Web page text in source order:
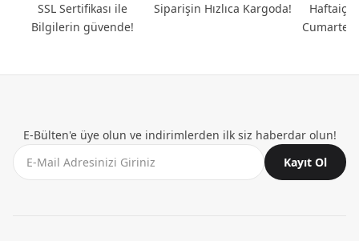
SSL Sertifikası ile
Bilgilerin güvende!
Siparişin Hızlıca Kargoda!
Haftaiçi
E-Bülten'e üye olun ve indirimlerden ilk siz haberdar olun!
Kayıt Ol